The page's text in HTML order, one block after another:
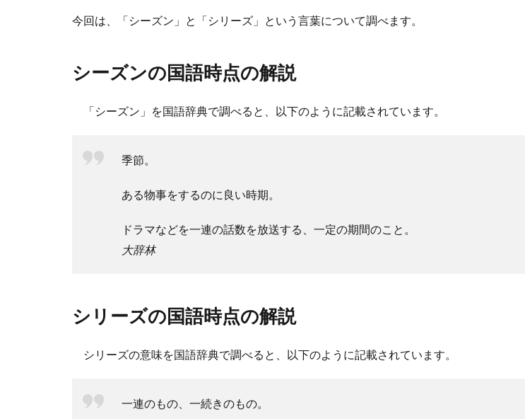
今回は、「シーズン」と「シリーズ」という言葉について調べます。
シーズンの国語時点の解説
「シーズン」を国語辞典で調べると、以下のように記載されています。
季節。
ある物事をするのに良い時期。
ドラマなどを一連の話数を放送する、一定の期間のこと。
大辞林
シリーズの国語時点の解説
シリーズの意味を国語辞典で調べると、以下のように記載されています。
一連のもの、一続きのもの。